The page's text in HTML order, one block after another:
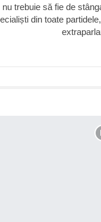
trebuie să fie de
din toate